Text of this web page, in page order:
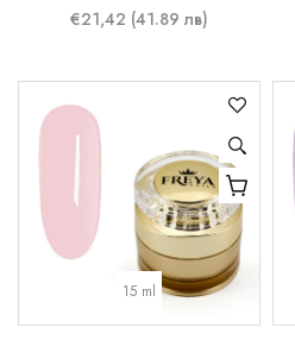
€21,42 (41.89 лв)
15 ml